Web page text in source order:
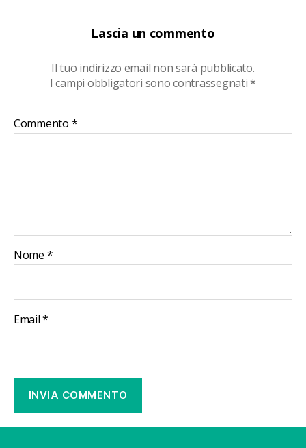
Lascia un commento
Il tuo indirizzo email non sarà pubblicato.
I campi obbligatori sono contrassegnati*
Commento *
Nome *
Email*